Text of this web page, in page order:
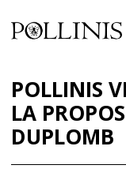
contenu
principal
domestiques et
les pollinisateurs
POLLINIS
LA
DUPLOMB